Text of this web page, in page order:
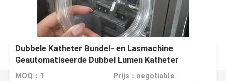
Dubbele Katheter Bundel- en Lasmachine
Geautomatiseerde Dubbel Lumen Katheter
Wikkel-, Snij- en Bundelapparatuur SDG001
MOQ：1 Prijs：negotiable